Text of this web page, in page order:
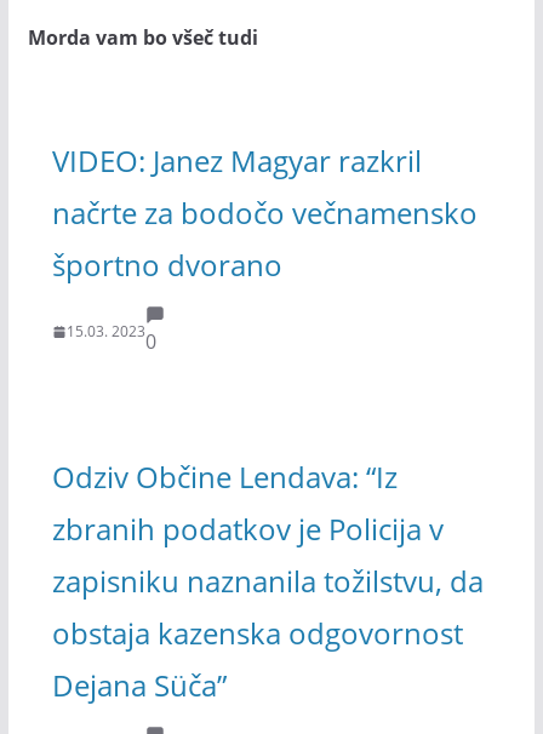
Morda vam bo všeč tudi
VIDEO: Janez Magyar razkril
načrte za bodočo večnamensko
športno dvorano
15.03. 20230
Odziv Občine Lendava: “Iz
zbranih podatkov je Policija v
zapisniku naznanila tožilstvu, da
obstaja kazenska odgovornost
Dejana Süča”